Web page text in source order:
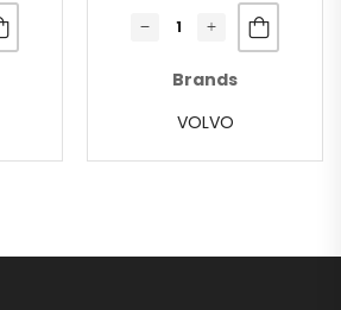
Brands
VOLVO